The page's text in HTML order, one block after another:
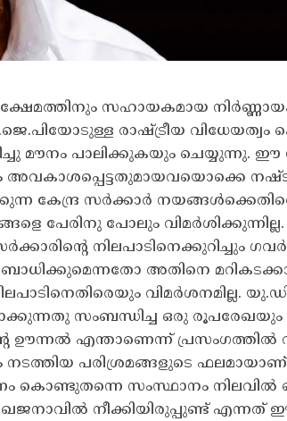
സഹായകമായ
രാഷ്ട്രീയ വിധേയത്വം
മൗനം പാലിക്കുകയും ചെയ്യുന്നു. ഈ
അവകാശപ്പെട്ടതുമായവയൊക്കെ
കേന്ദ്ര സര്‍ക്കാര്‍
പേരിനു പോലും വിമര്‍ശിക്കുന്നില്ല.
നിലപാടിനെക്കുറിച്ചും
അതിനെ
വിമര്‍ശനമില്ല.
സംബന്ധിച്ച ഒരു രൂപരേഖയും
ഊന്നൽ എന്താണെന്ന്
പരിശ്രമങ്ങളുടെ ഫലമായാണ്
കൊണ്ടുതന്നെ സംസ്ഥാനം നിലവില്‍
നീക്കിയിരുപ്പുണ്ട് എന്നത്